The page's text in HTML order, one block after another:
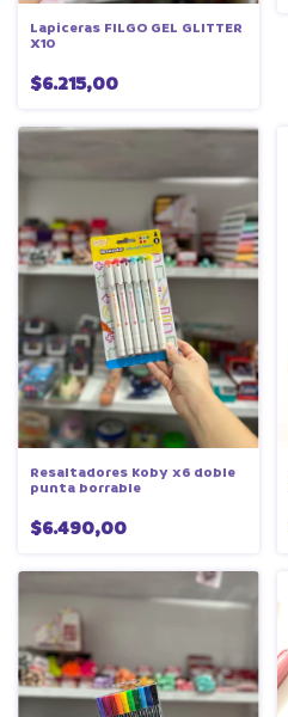
Lapiceras FILGO GEL GLITTER
X10
$6.215,00
Resaltadores Koby x6 doble
punta borrable
$6.490,00